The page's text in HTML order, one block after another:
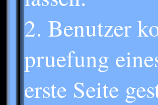
2. Benutzer
pruefung
erste Seite